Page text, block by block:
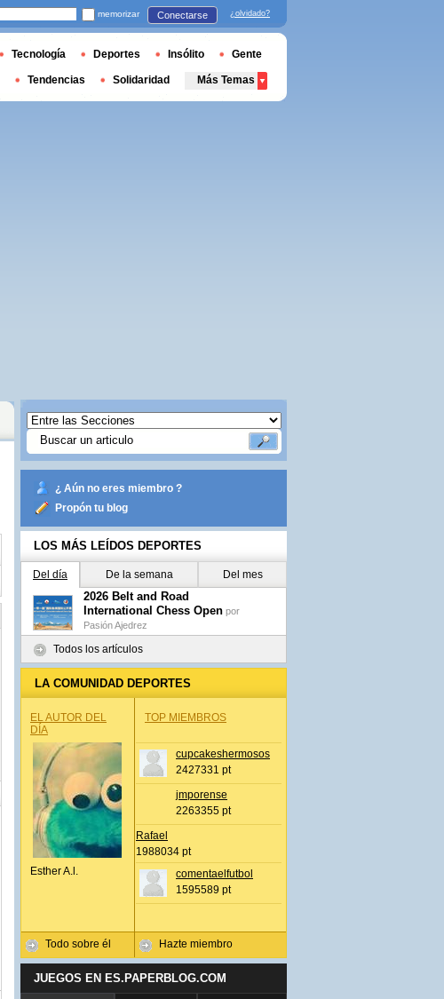
¿ Aún no eres miembro ?
Propón tu blog
LOS MÁS LEÍDOS DEPORTES
Del día De la semana Del mes
2026 Belt and Road
International Chess Open por
Pasión Ajedrez
Todos los artículos
LA COMUNIDAD DEPORTES
EL AUTOR DEL
DÍA
Esther A.l.
Todo sobre él
TOP MIEMBROS
cupcakeshermosos
2427331 pt
jmporense
2263355 pt
Rafael
1988034 pt
comentaelfutbol
1595589 pt
Hazte miembro
JUEGOS EN ES.PAPERBLOG.COM
memorizar Conectarse ¿olvidado?
Tecnología Deportes Insólito Gente
Tendencias Solidaridad Más Temas